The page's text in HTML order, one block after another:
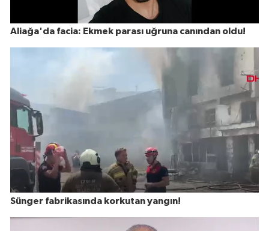
Aliağa'da facia: Ekmek parası uğruna canından oldu!
Sünger fabrikasında korkutan yangın!